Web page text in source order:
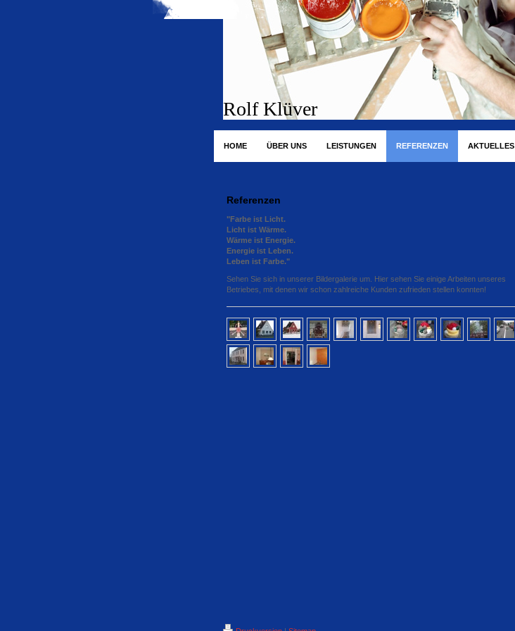
Rolf Klüver
HOME ÜBER UNS LEISTUNGEN REFERENZEN AKTUELLES
Referenzen
"Farbe ist Licht.
Licht ist Wärme.
Wärme ist Energie.
Energie ist Leben.
Leben ist Farbe."
Sehen Sie sich in unserer Bildergalerie um. Hier sehen Sie einige Arbeiten unseres
Betriebes, mit denen wir schon zahlreiche Kunden zufrieden stellen konnten!